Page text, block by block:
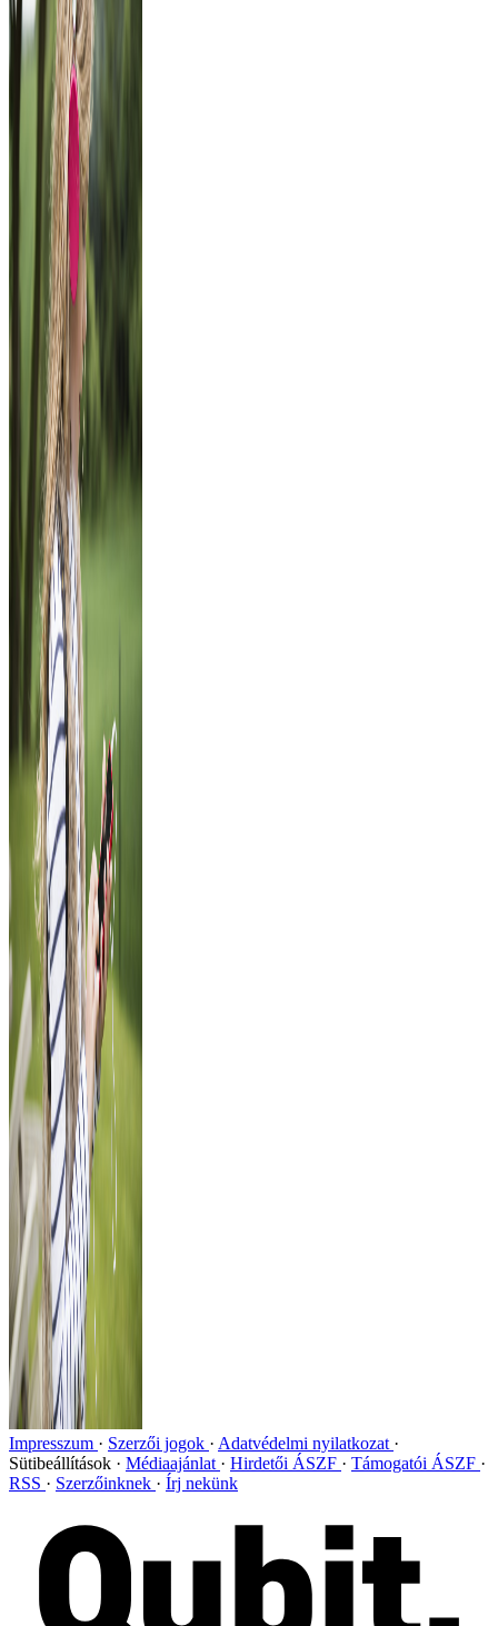
Impresszum Szerzői jogok
Adatvédelmi nyilatkozat
Sütibeállítások
Médiaajánlat Hirdetői ÁSZF
Támogatói ÁSZF
RSS
Szerzőinknek Írj nekünk